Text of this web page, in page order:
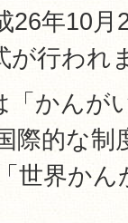
26年10月
が行われ
「かんが
際的な制
世界か